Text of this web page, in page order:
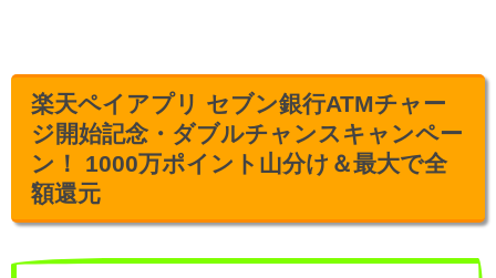
楽天ペイアプリ セブン銀行ATMチャー
ジ開始記念・ダブルチャンスキャンペー
ン！ 1000万ポイント山分け＆最大で全
額還元